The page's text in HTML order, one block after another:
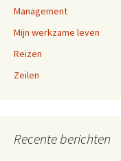
Management
Mijn werkzame leven
Reizen
Zeilen
Recente berichten